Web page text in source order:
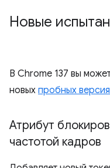
Новые
В Chrome 137 вы
новых пробных
Атрибут
частотой кадров